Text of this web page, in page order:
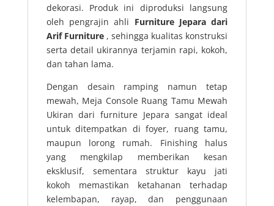
dekorasi. Produk ini diproduksi langsung
oleh pengrajin ahli Furniture Jepara dari
Arif Furniture, sehingga kualitas konstruksi
serta detail ukirannya terjamin rapi, kokoh,
dan tahan lama.
Dengan desain ramping namun tetap
mewah, Meja Console Ruang Tamu Mewah
Ukiran dari furniture Jepara sangat ideal
untuk ditempatkan di foyer, ruang tamu,
maupun lorong rumah. Finishing halus
yang mengkilap memberikan kesan
eksklusif, sementara struktur kayu jati
kokoh memastikan ketahanan terhadap
kelembapan, rayap, dan penggunaan